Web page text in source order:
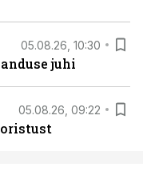
05.08.26, 10:30
juhi
05.08.26, 09:22